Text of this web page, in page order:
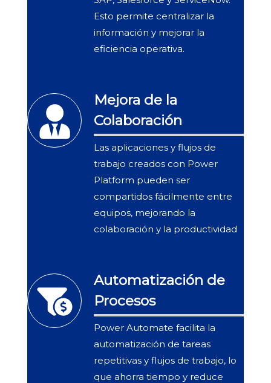
Esto permite centralizar la
información y mejorar la
eficiencia operativa.
Mejora de la
Colaboración
Las aplicaciones y flujos de
trabajo creados con Power
Platform pueden ser
compartidos fácilmente entre
equipos, mejorando la
colaboración y la productividad
Automatización de
Procesos
Power Automate facilita la
automatización de tareas
repetitivas y flujos de trabajo, lo
que ahorra tiempo y reduce